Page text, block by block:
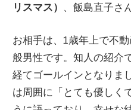
リスマス） 、飯島直子さ
お相手は、1歳年上で不
般男性です。知人の紹介
経てゴールインとなりま
は周囲に「とても優しく